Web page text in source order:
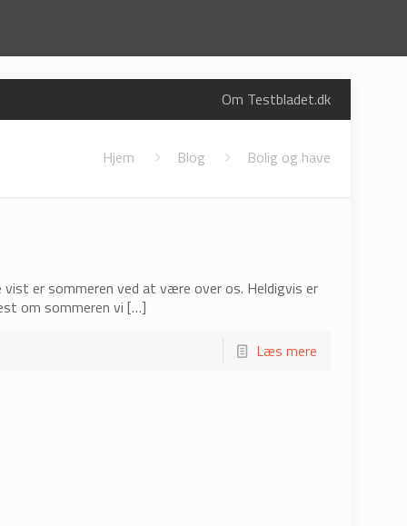
Om Testbladet.dk
Hjem Blog Bolig og have
er sommeren ved at være over os. Heldigvis er
om sommeren vi […]
Læs mere